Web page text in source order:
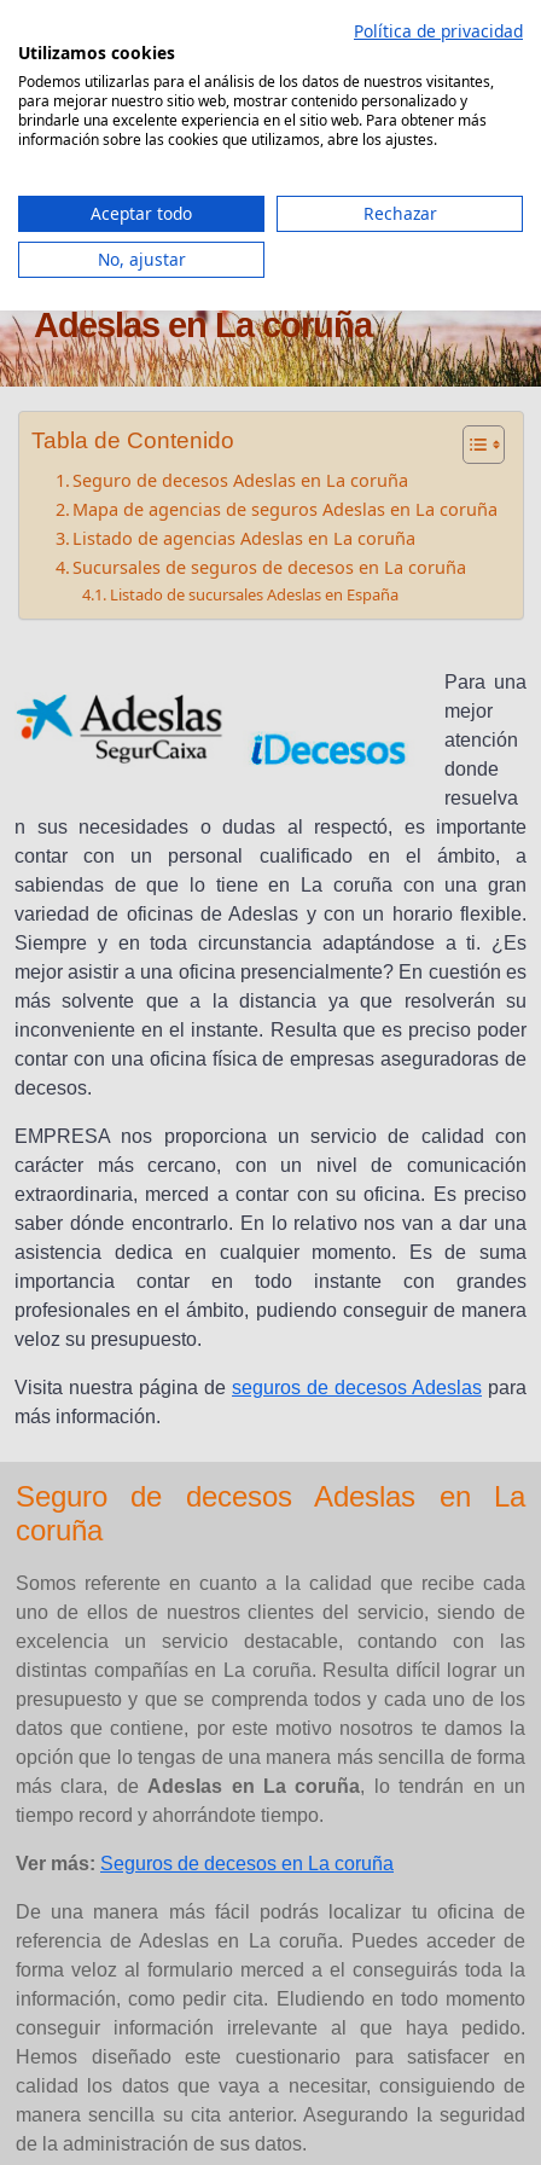
contenido
Comparador Seguro Decesos
Oficinas seguros de decesos
Adeslas en La coruña
Tabla de Contenido
Seguro de decesos Adeslas en La coruña
Mapa de agencias de seguros Adeslas en La coruña
Listado de agencias Adeslas en La coruña
Sucursales de seguros de decesos en La coruña
Listado de sucursales Adeslas en España
Para una
mejor
atención
donde
resuelva
n sus necesidades o dudas al respectó, es importante
contar con un personal cualificado en el ámbito, a
sabiendas de que lo tiene en La coruña con una gran
variedad de oficinas de Adeslas y con un horario flexible.
Siempre y en toda circunstancia adaptándose a ti. ¿Es
mejor asistir a una oficina presencialmente? En cuestión es
más solvente que a la distancia ya que resolverán su
inconveniente en el instante. Resulta que es preciso poder
contar con una oficina física de empresas aseguradoras de
decesos.
EMPRESA nos proporciona un servicio de calidad con
carácter más cercano, con un nivel de comunicación
extraordinaria, merced a contar con su oficina. Es preciso
saber dónde encontrarlo. En lo relativo nos van a dar una
asistencia dedica en cualquier momento. Es de suma
importancia contar en todo instante con grandes
profesionales en el ámbito, pudiendo conseguir de manera
veloz su presupuesto.
Visita nuestra página de seguros de decesos Adeslas para
más información.
Seguro de decesos Adeslas en La
coruña
Somos referente en cuanto a la calidad que recibe cada
uno de ellos de nuestros clientes del servicio, siendo de
excelencia un servicio destacable, contando con las
distintas compañías en La coruña. Resulta difícil lograr un
presupuesto y que se comprenda todos y cada uno de los
datos que contiene, por este motivo nosotros te damos la
opción que lo tengas de una manera más sencilla de forma
más clara, de Adeslas en La coruña, lo tendrán en un
tiempo record y ahorrándote tiempo.
Ver más: Seguros de decesos en La coruña
De una manera más fácil podrás localizar tu oficina de
referencia de Adeslas en La coruña. Puedes acceder de
forma veloz al formulario merced a el conseguirás toda la
información, como pedir cita. Eludiendo en todo momento
conseguir información irrelevante al que haya pedido.
Hemos diseñado este cuestionario para satisfacer en
calidad los datos que vaya a necesitar, consiguiendo de
manera sencilla su cita anterior. Asegurando la seguridad
de la administración de sus datos.
Política de privacidad
Utilizamos cookies
Podemos utilizarlas para el análisis de los datos de nuestros visitantes,
para mejorar nuestro sitio web, mostrar contenido personalizado y
brindarle una excelente experiencia en el sitio web. Para obtener más
información sobre las cookies que utilizamos, abre los ajustes.
Aceptar todo
Rechazar
No, ajustar